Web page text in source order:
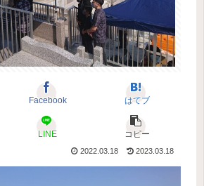
Facebook はてブ
LINE コピー
2022.03.18 2023.03.18